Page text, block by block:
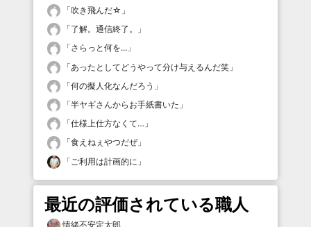
「吹き飛んだ☆ 」
「了解。通信終了。
」
「さらっと何を... 」
「あったとしてどうやって分け与えるんだ笑 」
「何の擬人化なんだろう 」
「半ヤギさんからお手紙書いた 」
「仕様上仕方なくて… 」
「食えねぇやつだぜ」
「 ご利用は計画的に 」
最近の評価されている職人
情緒不安定太郎